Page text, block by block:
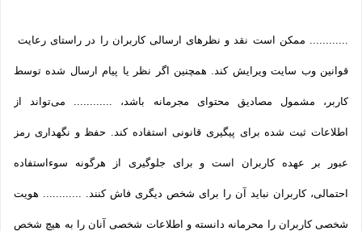
............ ممکن است نقد و نظرهای ارسالی کاربران را در راستای رعایت
قوانین وب سایت ویرایش کند. همچنین اگر نظر یا پیام ارسال شده توسط
کاربر، مشمول مصادیق محتوای مجرمانه باشد، ............ می‌تواند از
اطلاعات ثبت شده برای پیگیری قانونی استفاده کند. حفظ و نگهداری رمز
عبور بر عهده کاربران است و برای جلوگیری از هرگونه سوءاستفاده
احتمالی، کاربران نباید آن را برای شخص دیگری فاش کنند. ............ هویت
شخصی کاربران را محرمانه دانسته و اطلاعات شخصی آنان را به هیچ شخص